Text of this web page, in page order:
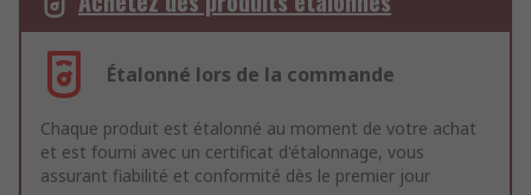
Étalonné lors de la commande
Chaque produit est étalonné au moment de votre achat
et est fourni avec un certificat d'étalonnage, vous
assurant fiabilité et conformité dès le premier jour